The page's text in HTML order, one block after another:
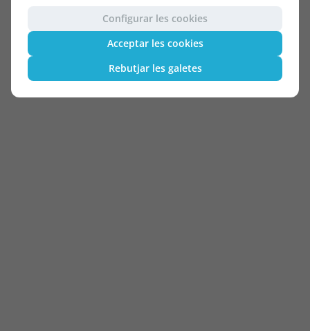
Configurar les cookies
Acceptar les cookies
Rebutjar les galetes